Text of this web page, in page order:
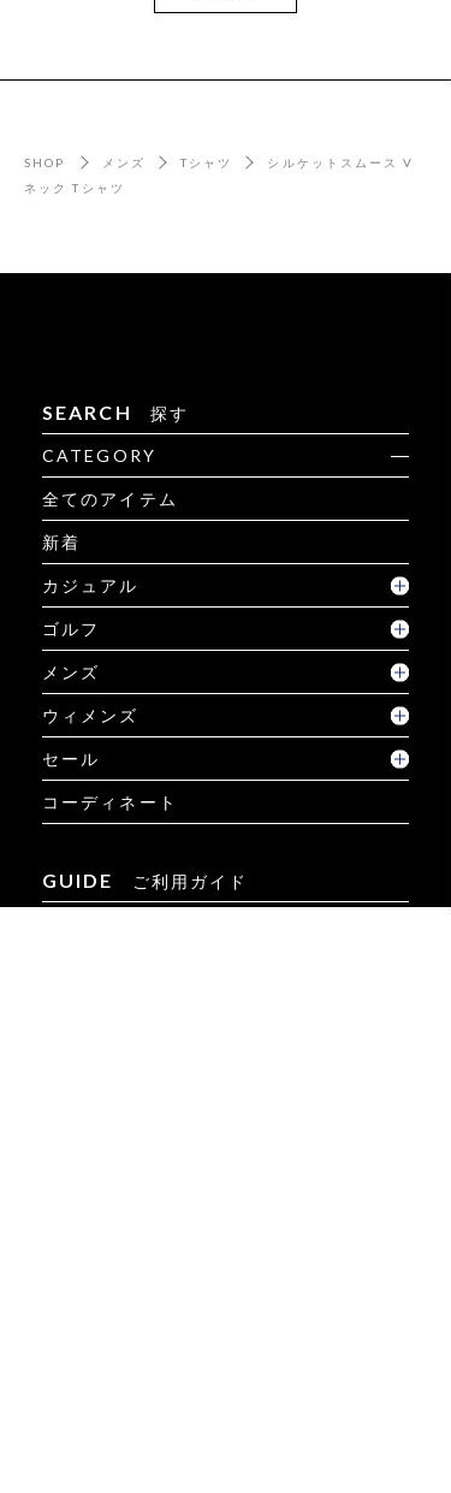
SHOP メンズ Tシャツ
シルケットスムース V
ネック Tシャツ
SEARCH 探す
CATEGORY
全てのアイテム
新着
カジュアル
ゴルフ
メンズ
ウィメンズ
セール
コーディネート
GUIDE ご利用ガイド